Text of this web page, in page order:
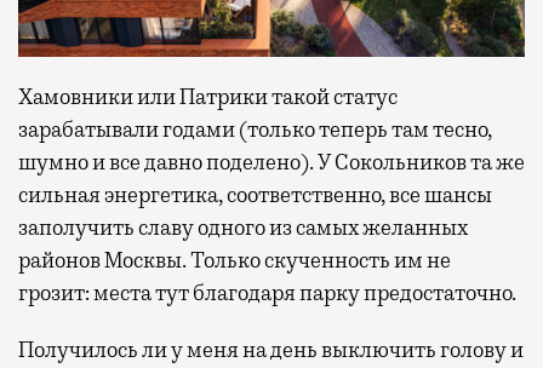
Хамовники или Патрики такой статус
зарабатывали годами (только теперь там тесно,
шумно и все давно поделено). У Сокольников та же
сильная энергетика, соответственно, все шансы
заполучить славу одного из самых желанных
районов Москвы. Только скученность им не
грозит: места тут благодаря парку предостаточно.
Получилось ли у меня на день выключить голову и